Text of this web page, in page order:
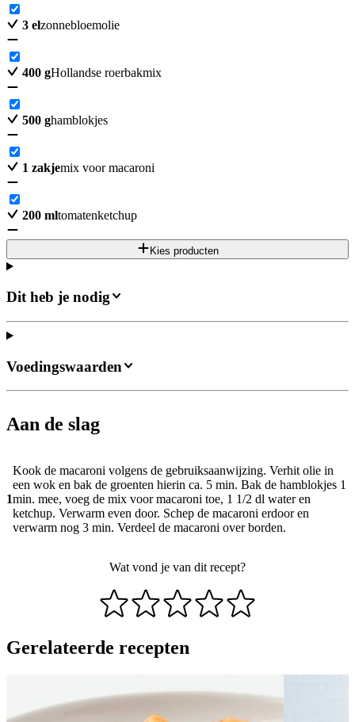
3 elzonnebloemolie
400 gHollandse roerbakmix
500 ghamblokjes
1 zakjemix voor macaroni
200 mltomatenketchup
Kies producten
Dit heb je nodig
Aan de slag
1
Kook de macaroni volgens de gebruiksaanwijzing. Verhit olie in
een wok en bak de groenten hierin ca. 5 min. Bak de hamblokjes 1
min. mee, voeg de mix voor macaroni toe, 1 1/2 dl water en
ketchup. Verwarm even door. Schep de macaroni erdoor en
verwarm nog 3 min. Verdeel de macaroni over borden.
Wat vond je van dit recept?
Voedingswaarden
Gerelateerde recepten